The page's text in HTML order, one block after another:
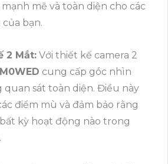
mẽ và toàn diện cho các
bạn.
2 Mắt: Với thiết kế camera 2
cung cấp góc nhìn
quan sát toàn diện. Điều này
điểm mù và đảm bảo rằng
kỳ hoạt động nào trong